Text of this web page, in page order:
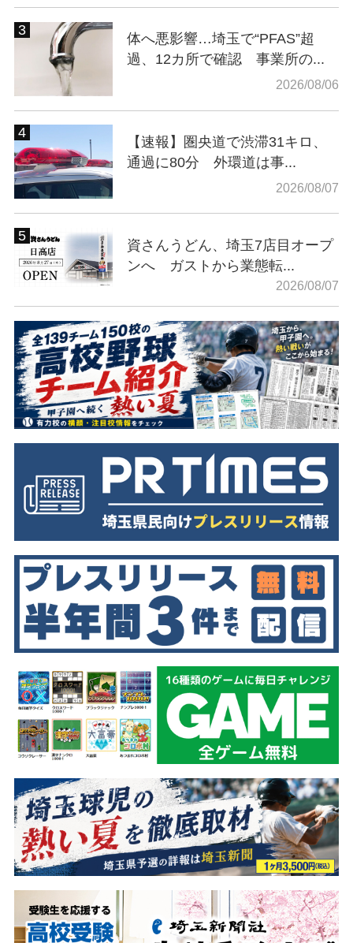
体へ悪影響…埼玉で“PFAS”超
過、12カ所で確認 事業所の...
2026/08/06
【速報】圏央道で渋滞31キロ、
通過に80分 外環道は事...
2026/08/07
資さんうどん、埼玉7店目オープ
ンへ ガストから業態転...
2026/08/07